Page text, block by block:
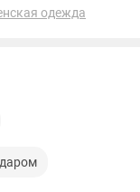
одежда